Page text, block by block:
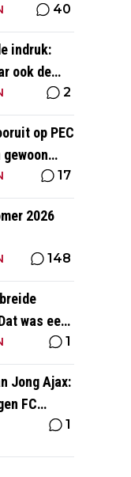
40
indruk:
ook de
2
op PEC
17
2026
148
was een
1
Jong Ajax:
FC
1